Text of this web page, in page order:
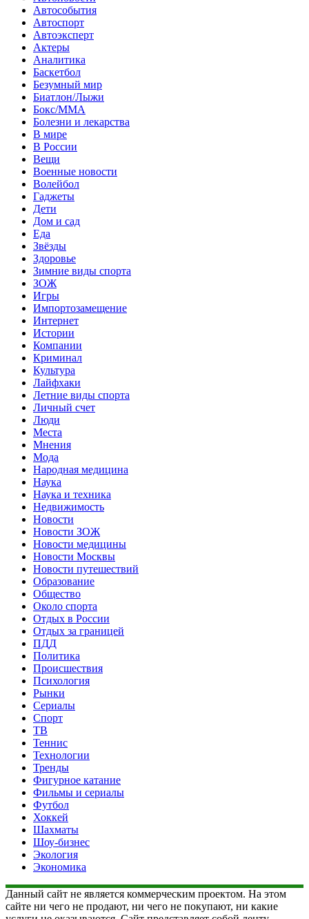
Автособытия
Автоспорт
Автоэксперт
Актеры
Аналитика
Баскетбол
Безумный мир
Биатлон/Лыжи
Бокс/MMA
Болезни и лекарства
В мире
В России
Вещи
Военные новости
Волейбол
Гаджеты
Дети
Дом и сад
Еда
Звёзды
Здоровье
Зимние виды спорта
ЗОЖ
Игры
Импортозамещение
Интернет
Истории
Компании
Криминал
Культура
Лайфхаки
Летние виды спорта
Личный счет
Люди
Места
Мнения
Мода
Народная медицина
Наука
Наука и техника
Недвижимость
Новости
Новости ЗОЖ
Новости медицины
Новости Москвы
Новости путешествий
Образование
Общество
Около спорта
Отдых в России
Отдых за границей
ПДД
Политика
Происшествия
Психология
Рынки
Сериалы
Спорт
ТВ
Теннис
Технологии
Тренды
Фигурное катание
Фильмы и сериалы
Футбол
Хоккей
Шахматы
Шоу-бизнес
Экология
Экономика
Данный сайт не является коммерческим проектом. На этом
сайте ни чего не продают, ни чего не покупают, ни какие